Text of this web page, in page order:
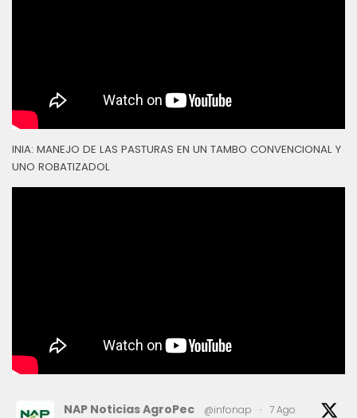
INIA: MANEJO DE LAS PASTURAS EN UN TAMBO CONVENCIONAL Y
UNO ROBATIZADOL
NAP Noticias AgroPec @infonap · 7 Ago